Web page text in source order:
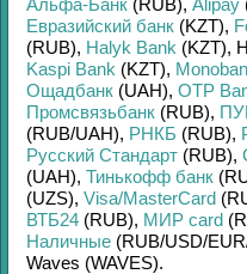
Альфа-Банк (RUB), Alipay
Евразийский банк (KZT),
(RUB), Halyk Bank (KZT),
Kaspi Bank (KZT),
Ощадбанк (UAH), OTP
Промсвязьбанк (RUB),
(RUB/UAH), РНКБ (RUB),
Русский Стандарт (RUB),
(UAH), Тинькофф банк
(UZS), Visa/MasterCard
ВТБ24 (RUB), МИР card
Наличные (RUB/USD/
Waves (WAVES).